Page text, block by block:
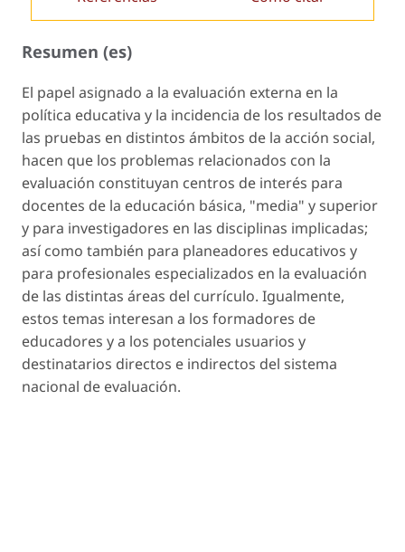
Resumen (es)
El papel asignado a la evaluación externa en la
política educativa y la incidencia de los resultados de
las pruebas en distintos ámbitos de la acción social,
hacen que los problemas relacionados con la
evaluación constituyan centros de interés para
docentes de la educación básica, "media" y superior
y para investigadores en las disciplinas implicadas;
así como también para planeadores educativos y
para profesionales especializados en la evaluación
de las distintas áreas del currículo. Igualmente,
estos temas interesan a los formadores de
educadores y a los potenciales usuarios y
destinatarios directos e indirectos del sistema
nacional de evaluación.